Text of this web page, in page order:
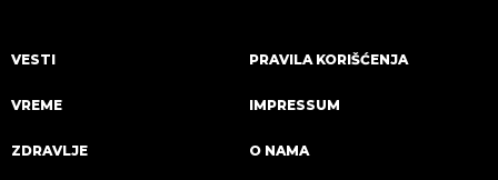
VESTI
VREME
ZDRAVLJE
PRAVILA KORIŠĆENJA
IMPRESSUM
O NAMA